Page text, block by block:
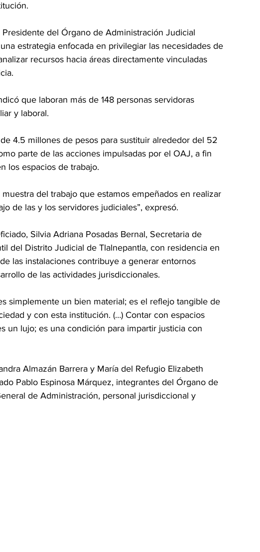
del Órgano de Administración Judicial
estrategia enfocada en privilegiar las necesidades de
recursos hacia áreas directamente vinculadas
que laboran más de 148 personas servidoras
y laboral.
4.5 millones de pesos para sustituir alrededor del 52
parte de las acciones impulsadas por el OAJ, a fin
los espacios de trabajo.
del trabajo que estamos empeñados en realizar
de las y los servidores judiciales”, expresó.
Silvia Adriana Posadas Bernal, Secretaria de
del Distrito Judicial de Tlalnepantla, con residencia en
las instalaciones contribuye a generar entornos
de las actividades jurisdiccionales.
simplemente un bien material; es el reflejo tangible de
y con esta institución. (…) Contar con espacios
un lujo; es una condición para impartir justicia con
Almazán Barrera y María del Refugio Elizabeth
Pablo Espinosa Márquez, integrantes del Órgano de
de Administración, personal jurisdiccional y